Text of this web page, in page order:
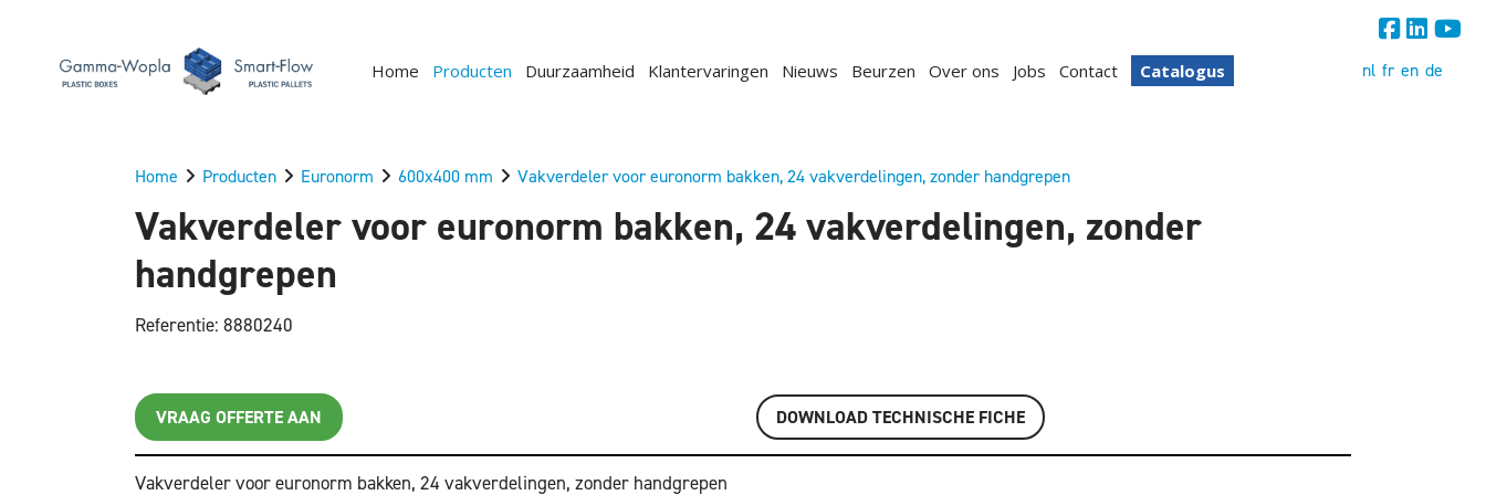
Home Producten Duurzaamheid Klantervaringen Nieuws Beurzen Over ons Jobs Contact Catalogus nl fr en de
Home Producten Euronorm 600x400 mm Vakverdeler voor euronorm bakken, 24 vakverdelingen, zonder handgrepen
Vakverdeler voor euronorm bakken, 24 vakverdelingen, zonder
handgrepen
Referentie: 8880240
VRAAG OFFERTE AAN DOWNLOAD TECHNISCHE FICHE
Vakverdeler voor euronorm bakken, 24 vakverdelingen, zonder handgrepen